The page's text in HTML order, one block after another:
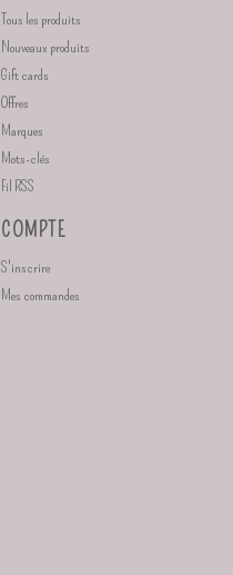
Tous les produits
Nouveaux produits
Gift cards
Offres
Marques
Mots-clés
Fil RSS
COMPTE
S'inscrire
Mes commandes